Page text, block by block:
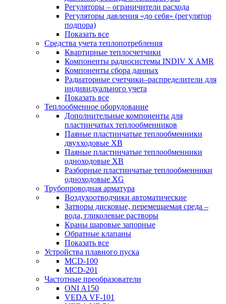
Регуляторы – ограничители расхода
Регуляторы давления «до себя» (регулятор
подпора)
Показать все
Средства учета теплопотребления
Квартирные теплосчетчики
Компоненты радиосистемы INDIV X AMR
Компоненты сбора данных
Радиаторные счетчики–распределители для
индивидуального учета
Показать все
Теплообменное оборудование
Дополнительные компоненты для
пластинчатых теплообменников
Паяные пластинчатые теплообменники
двухходовые XB
Паяные пластинчатые теплообменники
одноходовые ХВ
Разборные пластинчатые теплообменники
одноходовые ХG
Трубопроводная арматура
Воздухоотводчики автоматические
Затворы дисковые, перемещаемая среда –
вода, гликолевые растворы
Краны шаровые запорные
Обратные клапаны
Показать все
Устройства плавного пуска
MCD-100
MCD-201
Частотные преобразователи
ONI A150
VEDA VF-101